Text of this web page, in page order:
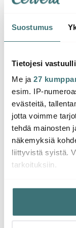
Suostumus
Tietojesi
Me ja 27
esim. IP-
evästeitä,
jotta voimme
tehdä mainosten
näkemyksiä
liittyvistä syistä.
tarkoituksiin.
Jos sallit,
Kerätä
mahdollisesti
Aida
Titanium Black
26.00 € 65.00 €
Saatavilla